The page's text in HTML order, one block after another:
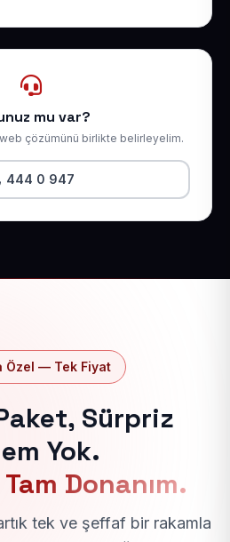
mu var?
çözümünü birlikte belirleyelim.
444 0 947
Özel — Tek Fiyat
Sürpriz
Yok.
Donanım.
tek ve şeffaf bir rakamla